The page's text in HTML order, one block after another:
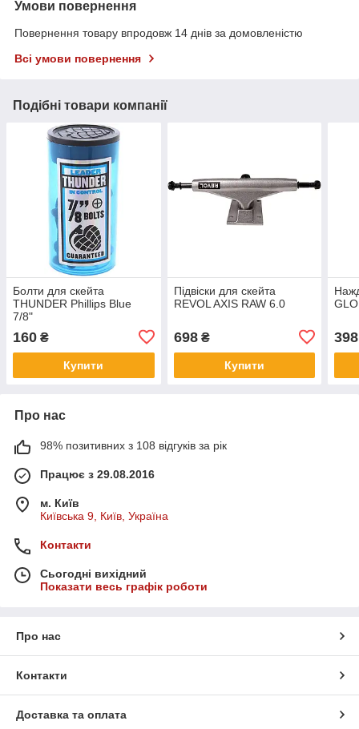
Умови повернення
Повернення товару впродовж 14 днів за домовленістю
Всі умови повернення
Подібні товари компанії
Болти для скейта
THUNDER Phillips Blue
7/8"
160 ₴
Купити
Підвіски для скейта
REVOL AXIS RAW 6.0
698₴
Купити
398
Про нас
98% позитивних з 108 відгуків за рік
Працює з 29.08.2016
м. Київ
Київська 9, Київ, Україна
Контакти
Сьогодні вихідний
Показати весь графік роботи
Про нас
Контакти
Доставка та оплата